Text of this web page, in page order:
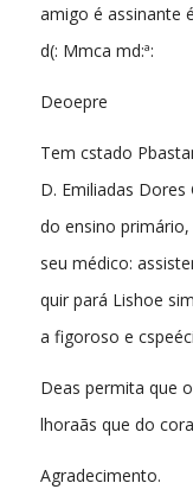
amigo é assinante
d(: Mmca md:ª:
Deoepre
Tem cstado
D. Emiliadas
do ensino
seu médico:
quir pará Lishoe
a figoroso e
Deas permita que
lhoraãs que do
Agradecimento.